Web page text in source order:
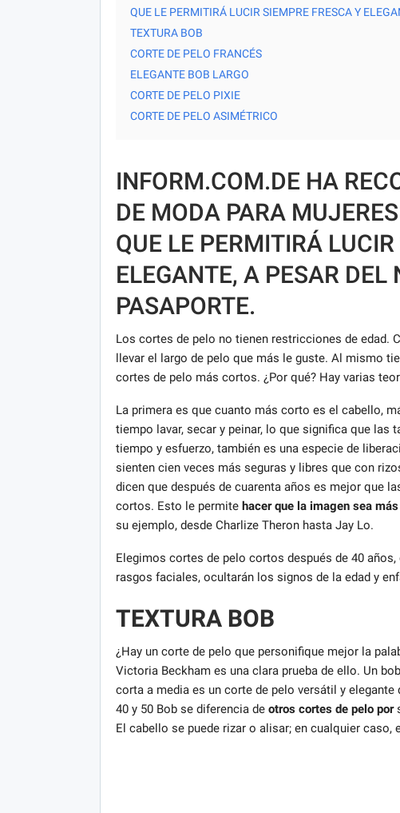
QUE LE PERMITIRÁ LUCIR SIEMPRE FRESCA Y
TEXTURA BOB
CORTE DE PELO FRANCÉS
ELEGANTE BOB LARGO
CORTE DE PELO PIXIE
CORTE DE PELO ASIMÉTRICO
INFORM.COM.DE HA
DE MODA PARA
QUE LE PERMITIRÁ
ELEGANTE, A PESAR DEL
PASAPORTE.
Los cortes de pelo no tienen restricciones de edad.
llevar el largo de pelo que más le guste. Al mismo
cortes de pelo más cortos. ¿Por qué? Hay varias
La primera es que cuanto más corto es el cabello,
tiempo lavar, secar y peinar, lo que significa que las
tiempo y esfuerzo, también es una especie de
sienten cien veces más seguras y libres que con
dicen que después de cuarenta años es mejor que
cortos. Esto le permite hacer que la imagen sea
su ejemplo, desde Charlize Theron hasta Jay Lo.
Elegimos cortes de pelo cortos después de 40
rasgos faciales, ocultarán los signos de la edad y
TEXTURA BOB
¿Hay un corte de pelo que personifique mejor la
Victoria Beckham es una clara prueba de ello. Un
corta a media es un corte de pelo versátil y
40 y 50 Bob se diferencia de otros cortes de pelo por
El cabello se puede rizar o alisar; en cualquier caso,